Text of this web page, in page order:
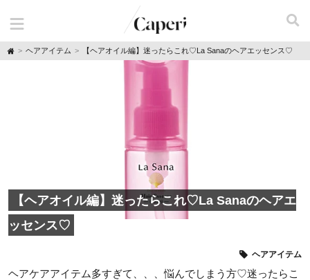
H
o
ヘアアイテム 【ヘアオイル編】迷ったらこれ♡La Sanaのヘアエッセンス♡
【ヘアオイル編】迷ったらこれ♡La Sanaのヘアエ
ッセンス♡
ヘアアイテム
ヘアケアアイテム多すぎて、、、悩んでしまう方♡迷ったらこ